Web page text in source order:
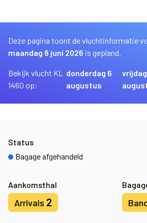
Deze pagina toont de vluchtinformatie
maandag 8 juni 2026 is gepland.
Bekijk vlucht KL
1460 op:
donderdag 6
augustus
Aankomsthal
Arrivals 2
Status
Bagage afgehandeld